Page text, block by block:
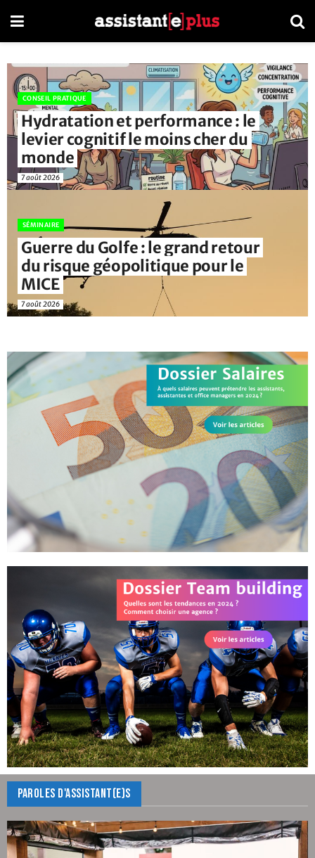
CONSEIL PRATIQUE
La culpabilité de partir en
vacances : pourquoi l’assistant(e)
est souvent le dernier à lâcher ?
7 août 2026
CONSEIL PRATIQUE
Le bureau de mi-août : 45
minutes pour désencombrer
avant que tout ne reparte
7 août 2026
PAROLES D'ASSISTANT(E)S